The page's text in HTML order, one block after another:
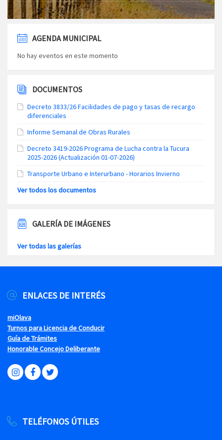
AGENDA MUNICIPAL
No hay eventos en este momento
DOCUMENTOS
Decreto 3833/26 Facilidades de pago y tasas de recargo
diferenciales
Informe Semanal de Obras Rurales
Decreto 3419-2026 Programa de Lucha contra la Tucura
2025-2026 (Actualización 01-07-2026)
Transporte Urbano e Interurbano - Horarios Invierno
Ver todos los documentos
GALERÍA DE IMÁGENES
Ver todas las galerías
ENLACES DE INTERÉS
miOlava
Turnos para Licencia de Conducir
Guía de Trámites
Honorable Concejo Deliberante
TELÉFONOS ÚTILES